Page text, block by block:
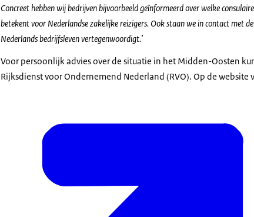
Concreet hebben wij bedrijven bijvoorbeeld geïnformeerd over welke
betekent voor Nederlandse zakelijke reizigers. Ook staan we in contact met
Nederlands bedrijfsleven vertegenwoordigt.’
Voor persoonlijk advies over de situatie in het Midden-Oosten
Rijksdienst voor Ondernemend Nederland (RVO). Op de website